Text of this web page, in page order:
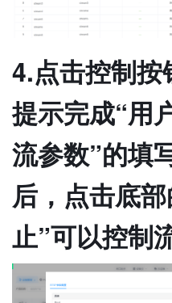
4.点击控制
提示完成“用
流参数”的填
后，点击底
止”可以控制